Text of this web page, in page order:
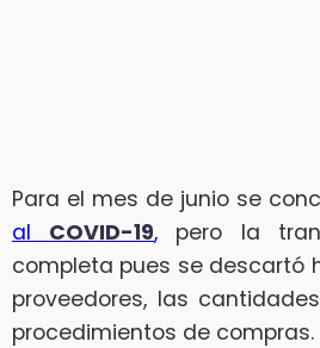
Para el mes de junio se
al COVID-19, pero la
completa pues se descartó
proveedores, las
procedimientos de compras.